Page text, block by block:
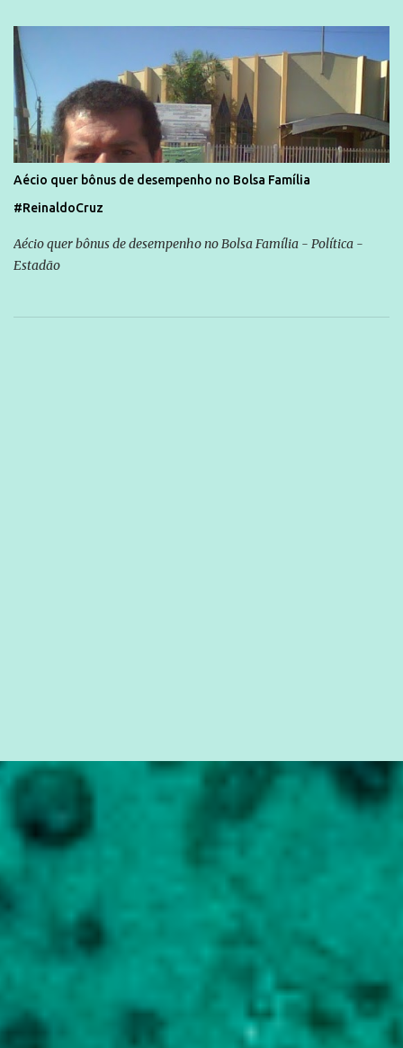
Aécio quer bônus de desempenho no Bolsa Família
#ReinaldoCruz
Aécio quer bônus de desempenho no Bolsa Família - Política -
Estadão